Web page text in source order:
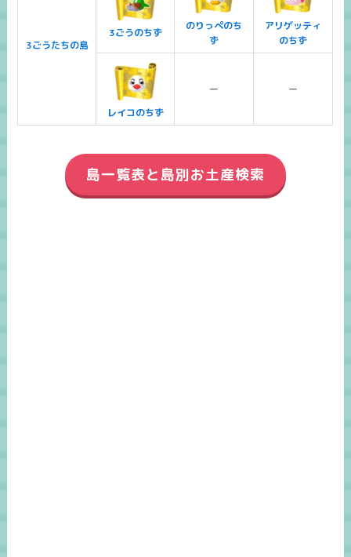
3ごうたちの島
3ごうのちず
のりっぺのち
ず
アリゲッティ
のちず
レイコのちず
ー ー
島一覧表と島別お土産検索